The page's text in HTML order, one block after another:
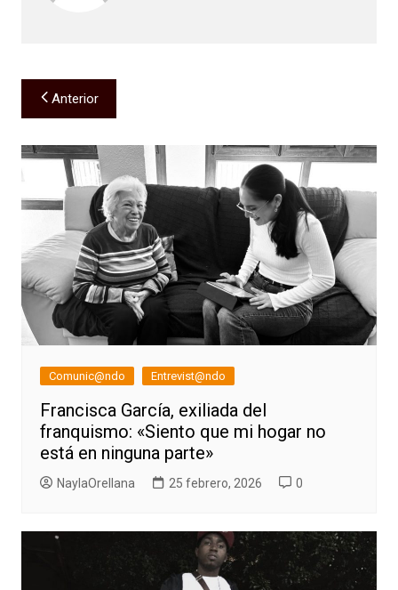
Navegación
de
entradas
Anterior
Comunic@ndo Entrevist@ndo
Francisca García, exiliada del
franquismo: «Siento que mi hogar no
está en ninguna parte»
NaylaOrellana 25 febrero, 2026 0